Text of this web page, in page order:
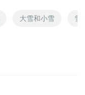
大雪和小雪 雪